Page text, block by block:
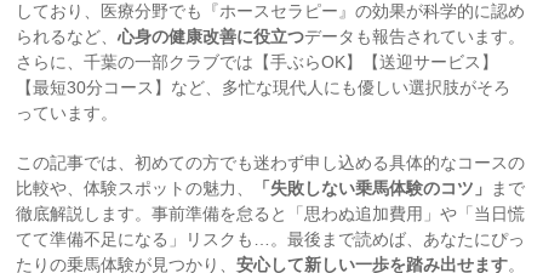
しており、医療分野でも『ホースセラピー』の効果が科学的に認め
られるなど、心身の健康改善に役立つデータも報告されています。
さらに、千葉の一部クラブでは【手ぶらOK】【送迎サービス】
【最短30分コース】など、多忙な現代人にも優しい選択肢がそろ
っています。
この記事では、初めての方でも迷わず申し込める具体的なコースの
比較や、体験スポットの魅力、
「失敗しない乗馬体験のコツ」 まで
徹底解説します。事前準備を怠ると「思わぬ追加費用」や「当日慌
てて準備不足になる」リスクも…。最後まで読めば、あなたにぴっ
たりの乗馬体験が見つかり、安心して新しい一歩を踏み出せます。